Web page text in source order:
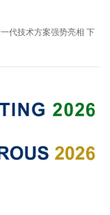
代技术方案强势亮相 下